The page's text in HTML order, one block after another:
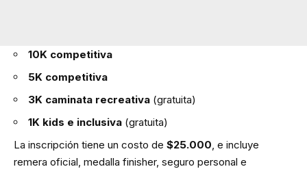
10K competitiva
5K competitiva
3K caminata recreativa (gratuita)
1K kids e inclusiva (gratuita)
La inscripción tiene un costo de $25.000 , e incluye
remera oficial, medalla finisher, seguro personal e